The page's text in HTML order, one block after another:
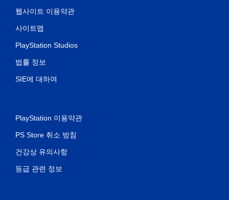
웹사이트 이용약관
사이트맵
PlayStation Studios
법률 정보
SIE에 대하여
PlayStation 이용약관
PS Store 취소 방침
건강상 유의사항
등급 관련 정보